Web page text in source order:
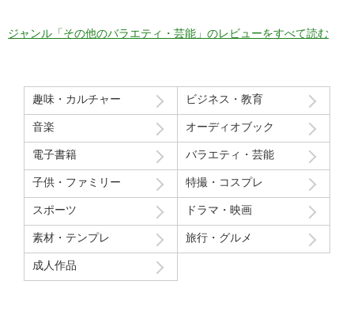
う」という趣旨の発言と「パイを食らう事はなんとも無い」とい
う趣旨の２つの部分ちょっと気分下がってしまったw
Route207さんいつも良い作品をありがとうございます！
初レビューですが、よく購入させて貰ってます！
ジャンル「その他のバラエティ・芸能」のレビューをすべて読む
趣味・カルチャー ビジネス・教育
音楽 オーディオブック
電子書籍 バラエティ・芸能
子供・ファミリー 特撮・コスプレ
スポーツ ドラマ・映画
素材・テンプレ 旅行・グルメ
成人作品